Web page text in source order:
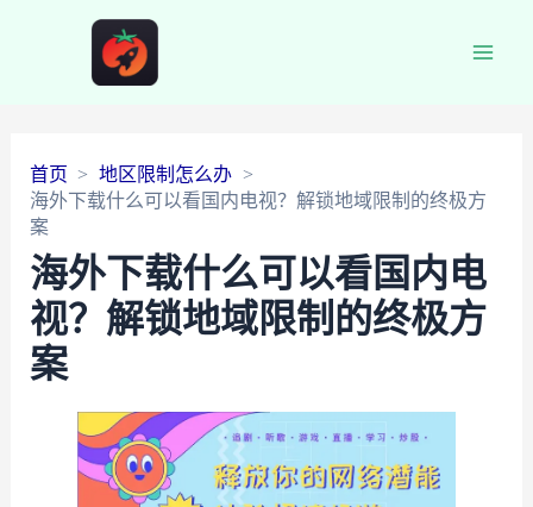
首页
地区限制怎么办
海外下载什么可以看国内电视？解锁地域限制的终极方
案
海外下载什么可以看国内电
视？解锁地域限制的终极方
案